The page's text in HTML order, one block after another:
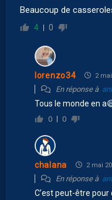
Beaucoup de
4 0
lorenzo34 2
En réponse à
Tous le monde en
0 0
chalana 2 mai
En réponse à
C’est peut-être